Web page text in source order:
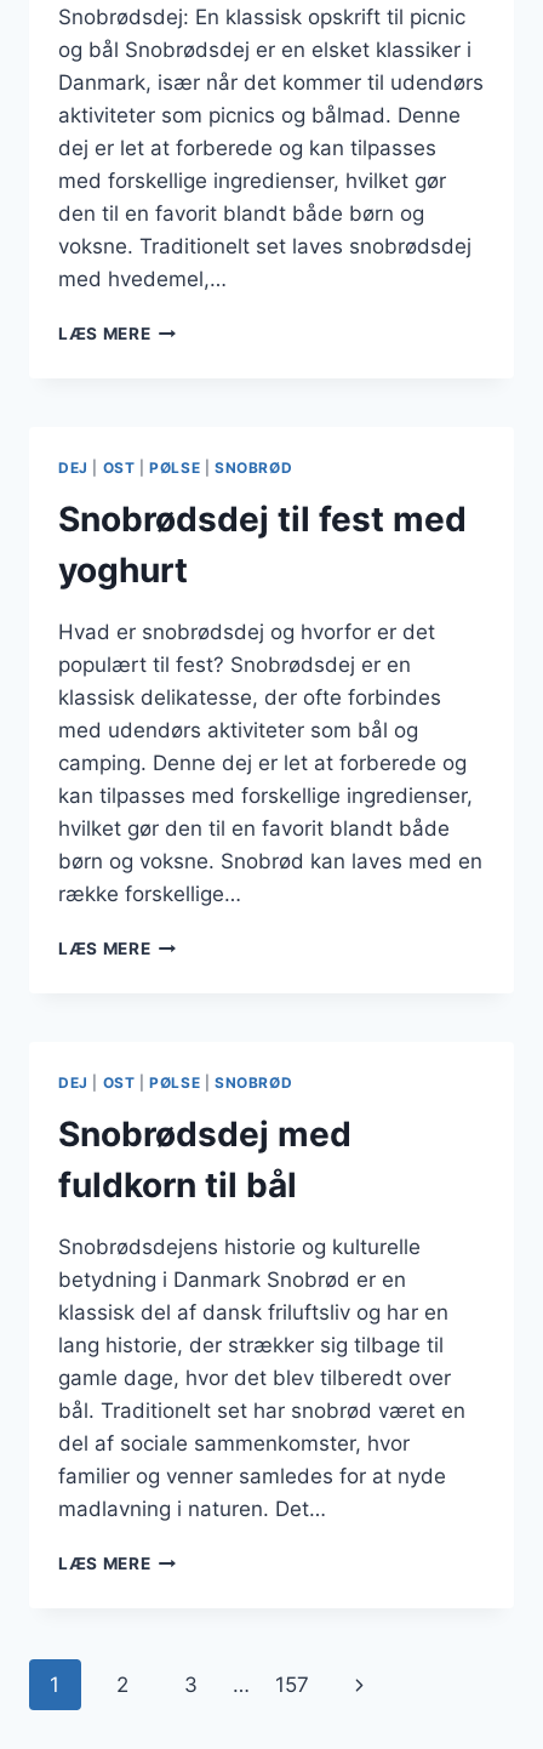
Snobrødsdej: En klassisk opskrift til picnic
og bål Snobrødsdej er en elsket klassiker i
Danmark, især når det kommer til udendørs
aktiviteter som picnics og bålmad. Denne
dej er let at forberede og kan tilpasses
med forskellige ingredienser, hvilket gør
den til en favorit blandt både børn og
voksne. Traditionelt set laves snobrødsdej
med hvedemel,…
LÆS MERESNOBRØDSDEJ
DEJ OST |PØLSE SNOBRØD
Snobrødsdej til fest med
yoghurt
Hvad er snobrødsdej og hvorfor er det
populært til fest? Snobrødsdej er en
klassisk delikatesse, der ofte forbindes
med udendørs aktiviteter som bål og
camping. Denne dej er let at forberede og
kan tilpasses med forskellige ingredienser,
hvilket gør den til en favorit blandt både
børn og voksne. Snobrød kan laves med en
række forskellige…
LÆS MERESNOBRØDSDEJ
DEJ OST |PØLSE SNOBRØD
Snobrødsdej med
fuldkorn til bål
Snobrødsdejens historie og kulturelle
betydning i Danmark Snobrød er en
klassisk del af dansk friluftsliv og har en
lang historie, der strækker sig tilbage til
gamle dage, hvor det blev tilberedt over
bål. Traditionelt set har snobrød været en
del af sociale sammenkomster, hvor
familier og venner samledes for at nyde
madlavning i naturen. Det…
LÆS MERESNOBRØDSDEJ
Side
1 2 3 … 157
Næste